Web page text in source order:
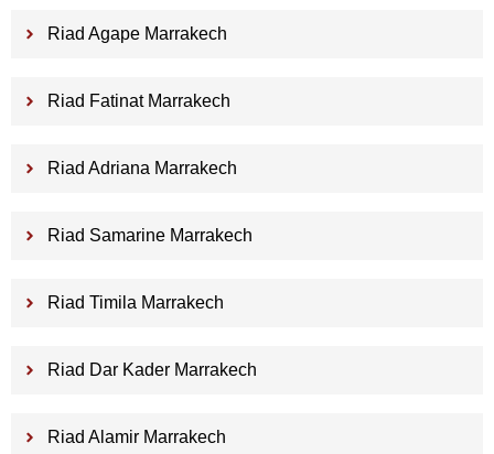
Riad Agape Marrakech
Riad Fatinat Marrakech
Riad Adriana Marrakech
Riad Samarine Marrakech
Riad Timila Marrakech
Riad Dar Kader Marrakech
Riad Alamir Marrakech